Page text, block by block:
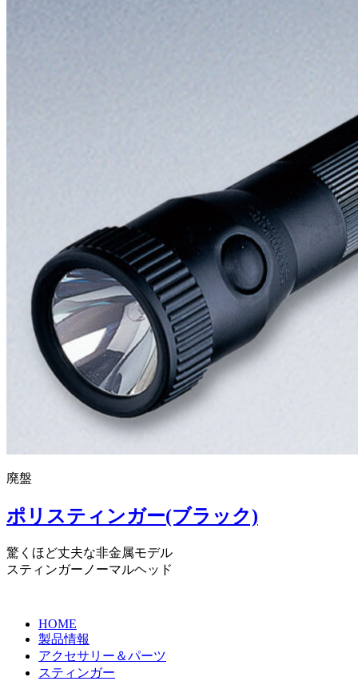
廃盤
ポリスティンガー(ブラック)
驚くほど丈夫な非金属モデル
スティンガーノーマルヘッド
HOME
製品情報
アクセサリー＆パーツ
スティンガー